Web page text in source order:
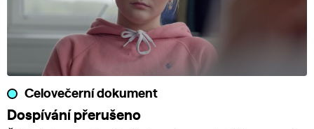
Celovečerní dokument
Dospívání přerušeno